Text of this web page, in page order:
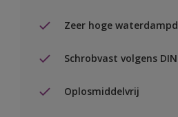
Zeer hoge
Schrobvast volgens
Oplosmiddelvrij